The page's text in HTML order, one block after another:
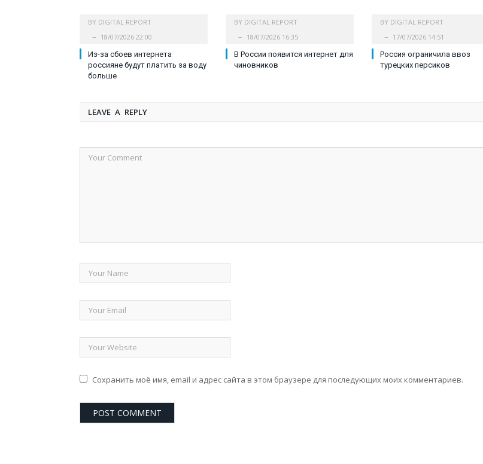
BY DIGITAL REPORT
18/07/2026 22:00
Из-за сбоев интернета
россияне будут платить за воду
больше
BY DIGITAL REPORT
18/07/2026 16:35
В России появится интернет для
чиновников
BY DIGITAL REPORT
17/07/2026 14:51
Россия ограничила ввоз
турецких персиков
LEAVE A REPLY
Сохранить моё имя, email и адрес сайта в этом браузере для последующих моих комментариев.